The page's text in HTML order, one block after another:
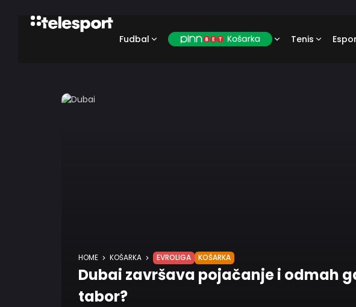
Fudbal Tenis
HOME KOŠARKA EVROLIGA KOŠARKA
Dubai završava pojačanje i odmah
tabor?